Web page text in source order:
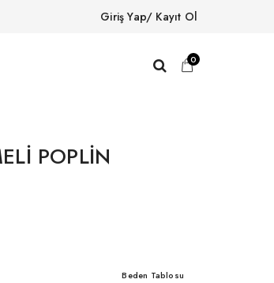
Giriş Yap/ Kayıt Ol
0
POPLİN
Beden Tablosu